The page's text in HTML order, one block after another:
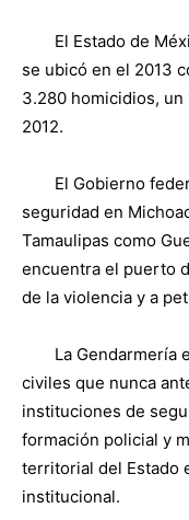
El Estado de
se ubicó en el 2013
3.280 homicidios, un
2012.
El Gobierno
seguridad en
Tamaulipas como
encuentra el puerto
de la violencia y a
La Gendarmería
civiles que nunca
instituciones de
formación policial y
territorial del Estado
institucional.